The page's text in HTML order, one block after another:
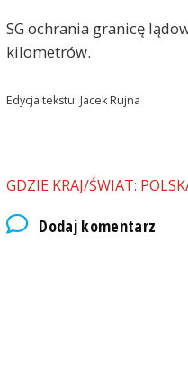
SG ochrania granicę
kilometrów.
Edycja tekstu: Jacek Rujna
GDZIE KRAJ/ŚWIAT:
Dodaj komentarz